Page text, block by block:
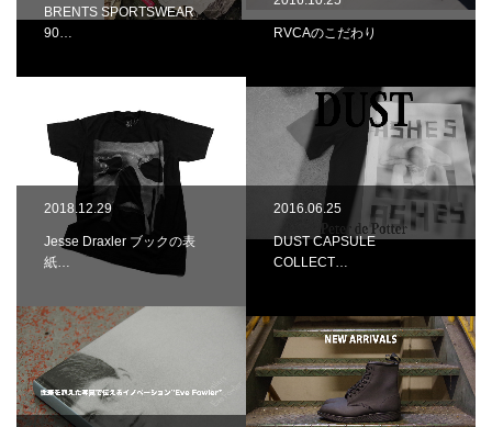
BRENTS SPORTSWEAR
90…
RVCAのこだわり
2018.12.29
Jesse Draxler ブックの表
紙…
2016.06.25
DUST CAPSULE
COLLECT…